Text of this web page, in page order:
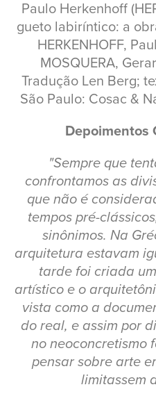
Paulo Herkenhoff
gueto labiríntico: a
HERKENHOFF,
MOSQUERA,
Tradução Len Berg;
São Paulo: Cosac &
Depoimentos
"Sempre que
confrontamos as
que não é
tempos pré-
sinônimos. Na
arquitetura estavam
tarde foi criada
artístico e o
vista como a
do real, e assim por
no neoconcretismo
pensar sobre arte
limitassem